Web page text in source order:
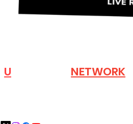
U NETWORK